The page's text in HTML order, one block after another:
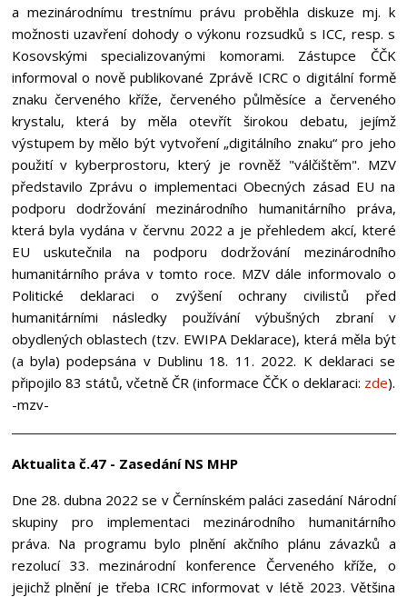
a mezinárodnímu trestnímu právu proběhla diskuze mj. k
možnosti uzavření dohody o výkonu rozsudků s ICC, resp. s
Kosovskými specializovanými komorami. Zástupce ČČK
informoval o nově publikované Zprávě ICRC o digitální formě
znaku červeného kříže, červeného půlměsíce a červeného
krystalu, která by měla otevřít širokou debatu, jejímž
výstupem by mělo být vytvoření „digitálního znaku“ pro jeho
použití v kyberprostoru, který je rovněž "válčištěm". MZV
představilo Zprávu o implementaci Obecných zásad EU na
podporu dodržování mezinárodního humanitárního práva,
která byla vydána v červnu 2022 a je přehledem akcí, které
EU uskutečnila na podporu dodržování mezinárodního
humanitárního práva v tomto roce. MZV dále informovalo o
Politické deklaraci o zvýšení ochrany civilistů před
humanitárními následky používání výbušných zbraní v
obydlených oblastech (tzv. EWIPA Deklarace), která měla být
(a byla) podepsána v Dublinu 18. 11. 2022. K deklaraci se
připojilo 83 států, včetně ČR (informace ČČK o deklaraci: zde).
-mzv-
Aktualita č.47 - Zasedání NS MHP
Dne 28. dubna 2022 se v Černínském paláci zasedání Národní
skupiny pro implementaci mezinárodního humanitárního
práva. Na programu bylo plnění akčního plánu závazků a
rezolucí 33. mezinárodní konference Červeného kříže, o
jejichž plnění je třeba ICRC informovat v létě 2023. Většina